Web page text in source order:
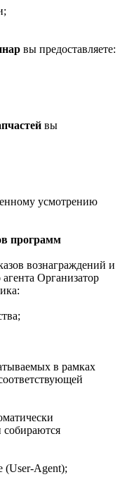
вы предоставляете:
вы
усмотрению
программ
вознаграждений и
Организатор
в рамках
(User-Agent);